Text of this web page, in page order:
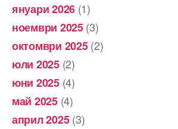
януари 2026 (1)
ноември 2025(3)
октомври 2025(2)
юли 2025(2)
юни 2025(4)
май 2025(4)
април 2025(3)